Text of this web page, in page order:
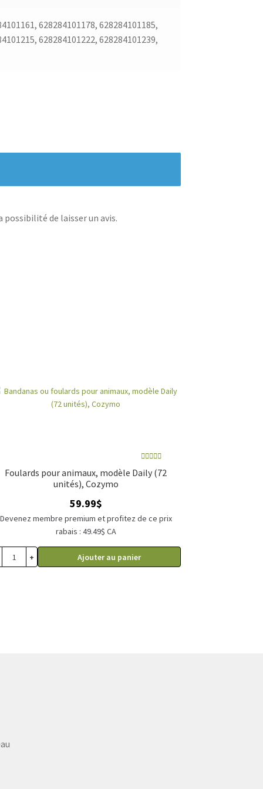
628284101178, 628284101185,
628284101222, 628284101239,
de laisser un avis.
Foulards pour animaux, modèle Daily (72
unités), Cozymo
sur 5
59.99$
Devenez membre premium et profitez de ce prix
rabais : 49.49$ CA
+ Ajouter au panier